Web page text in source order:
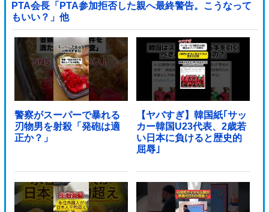
PTA会長「PTA参加拒否した親へ最終警告。こうなって
もいい？」他
警察がスーパーで暴れる
刃物男を射殺「発砲は適
正か？」
【ヤバすぎ】韓国紙｢サッ
カー韓国U23代表、2歳若
い日本に負けると歴史的
屈辱｣